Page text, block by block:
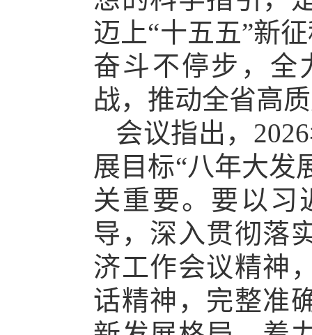
迈上“十五五”新
奋斗不停步，全
战，推动全省高
会议指出，
展目标“八年大发
关重要。要以习
导，深入贯彻落
济工作会议精神
话精神，完整准